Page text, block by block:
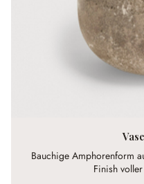
Bauchige Amphorenform
Finish